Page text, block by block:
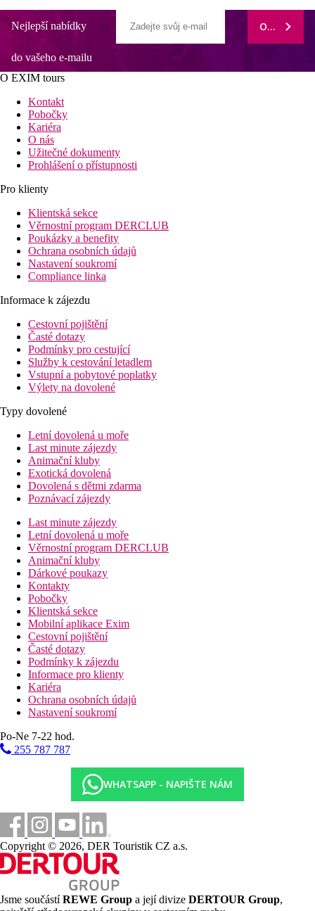
Nejlepší nabídky
do vašeho e-mailu
ODEBÍRAT
O EXIM tours
Kontakt
Pobočky
Kariéra
O nás
Užitečné dokumenty
Prohlášení o přístupnosti
Pro klienty
Klientská sekce
Věrnostní program DERCLUB
Poukázky a benefity
Ochrana osobních údajů
Nastavení soukromí
Compliance linka
Informace k zájezdu
Cestovní pojištění
Časté dotazy
Podmínky pro cestující
Služby k cestování letadlem
Vstupní a pobytové poplatky
Výlety na dovolené
Typy dovolené
Letní dovolená u moře
Last minute zájezdy
Animační kluby
Exotická dovolená
Dovolená s dětmi zdarma
Poznávací zájezdy
Last minute zájezdy
Letní dovolená u moře
Věrnostní program DERCLUB
Animační kluby
Dárkové poukazy
Kontakty
Pobočky
Klientská sekce
Mobilní aplikace Exim
Cestovní pojištění
Časté dotazy
Podmínky k zájezdu
Informace pro klienty
Kariéra
Ochrana osobních údajů
Nastavení soukromí
Po-Ne 7-22 hod.
255 787 787
WHATSAPP - NAPIŠTE NÁM
Copyright © 2026, DER Touristik CZ a.s.
Jsme součástíREWE Group a její divize DERTOUR Group,